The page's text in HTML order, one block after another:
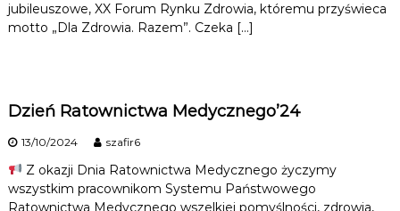
jubileuszowe, XX Forum Rynku Zdrowia, któremu przyświeca
motto „Dla Zdrowia. Razem”. Czeka […]
Dzień Ratownictwa Medycznego’24
13/10/2024 szafir6
Z okazji Dnia Ratownictwa Medycznego życzymy
wszystkim pracownikom Systemu Państwowego
Ratownictwa Medycznego wszelkiej pomyślności, zdrowia,